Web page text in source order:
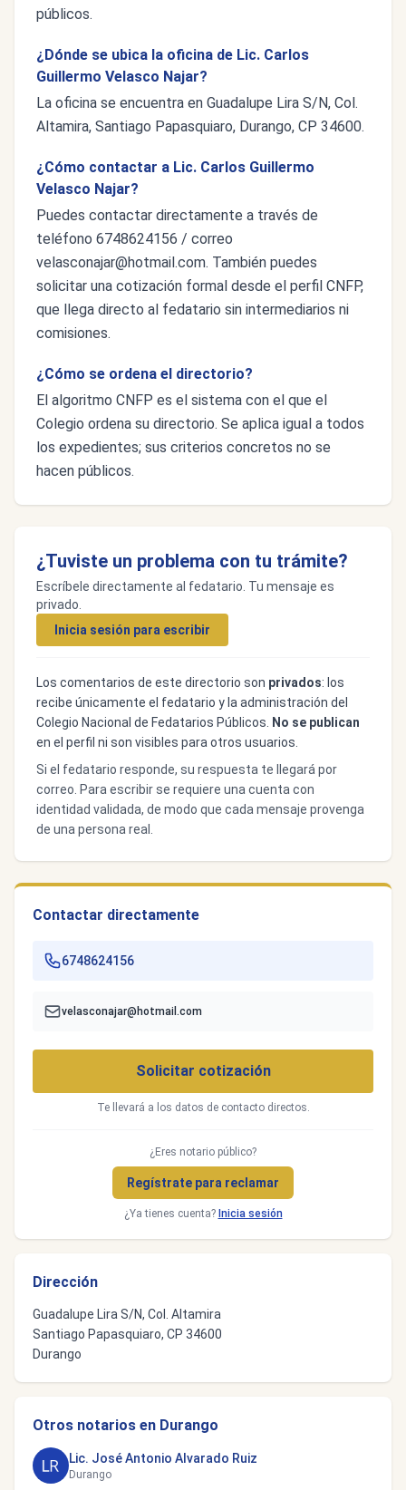
públicos.
¿Dónde se ubica la oficina de Lic. Carlos
Guillermo Velasco Najar?
La oficina se encuentra en Guadalupe Lira S/N, Col.
Altamira, Santiago Papasquiaro, Durango, CP 34600.
¿Cómo contactar a Lic. Carlos Guillermo
Velasco Najar?
Puedes contactar directamente a través de
teléfono 6748624156 / correo
velasconajar@hotmail.com. También puedes
solicitar una cotización formal desde el perfil CNFP,
que llega directo al fedatario sin intermediarios ni
comisiones.
¿Cómo se ordena el directorio?
El algoritmo CNFP es el sistema con el que el
Colegio ordena su directorio. Se aplica igual a todos
los expedientes; sus criterios concretos no se
hacen públicos.
¿Tuviste un problema con tu trámite?
Escríbele directamente al fedatario. Tu mensaje es
privado.
Inicia sesión para escribir
Los comentarios de este directorio son privados: los
recibe únicamente el fedatario y la administración del
Colegio Nacional de Fedatarios Públicos.
No se publican
en el perfil ni son visibles para otros usuarios.
Si el fedatario responde, su respuesta te llegará por
correo. Para escribir se requiere una cuenta con
identidad validada, de modo que cada mensaje provenga
de una persona real.
Contactar directamente
6748624156
velasconajar@hotmail.com
Solicitar cotización
Te llevará a los datos de contacto directos.
¿Eres notario público?
Regístrate para reclamar
¿Ya tienes cuenta? Inicia sesión
Dirección
Guadalupe Lira S/N, Col. Altamira
Santiago Papasquiaro, CP 34600
Durango
Otros notarios en Durango
Lic. José Antonio Alvarado Ruiz
Durango